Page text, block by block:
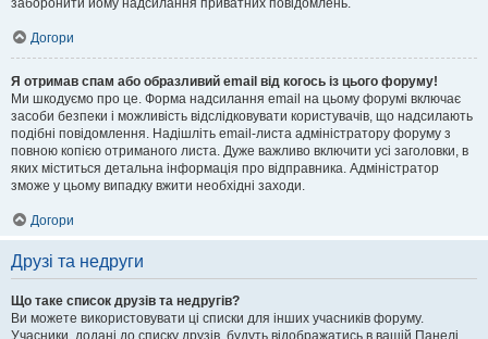
заборонити йому надсилання приватних повідомлень.
Догори
Я отримав спам або образливий email від когось із цього форуму!
Ми шкодуємо про це. Форма надсилання email на цьому форумі включає
засоби безпеки і можливість відслідковувати користувачів, що надсилають
подібні повідомлення. Надішліть email-листа адміністратору форуму з
повною копією отриманого листа. Дуже важливо включити усі заголовки, в
яких міститься детальна інформація про відправника. Адміністратор
зможе у цьому випадку вжити необхідні заходи.
Догори
Друзі та недруги
Що таке список друзів та недругів?
Ви можете використовувати ці списки для інших учасників форуму.
Учасники, додані до списку друзів, будуть відображатись в вашій Панелі